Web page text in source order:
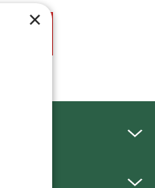
×